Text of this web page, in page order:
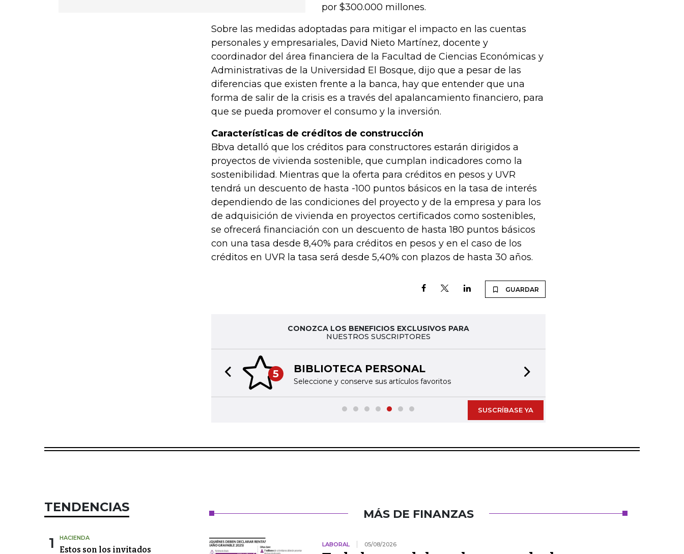
por $300.000 millones.
Sobre las medidas adoptadas para mitigar el impacto en las cuentas
personales y empresariales, David Nieto Martínez, docente y
coordinador del área financiera de la Facultad de Ciencias Económicas y
Administrativas de la Universidad El Bosque, dijo que a pesar de las
diferencias que existen frente a la banca, hay que entender que una
forma de salir de la crisis es a través del apalancamiento financiero, para
que se pueda promover el consumo y la inversión.
Características de créditos de construcción
Bbva detalló que los créditos para constructores estarán dirigidos a
proyectos de vivienda sostenible, que cumplan indicadores como la
sostenibilidad. Mientras que la oferta para créditos en pesos y UVR
tendrá un descuento de hasta -100 puntos básicos en la tasa de interés
dependiendo de las condiciones del proyecto y de la empresa y para los
de adquisición de vivienda en proyectos certificados como sostenibles,
se ofrecerá financiación con un descuento de hasta 180 puntos básicos
con una tasa desde 8,40% para créditos en pesos y en el caso de los
créditos en UVR la tasa será desde 5,40% con plazos de hasta 30 años.
GUARDAR
CONOZCA LOS BENEFICIOS EXCLUSIVOS PARA
NUESTROS SUSCRIPTORES
5 BIBLIOTECA PERSONAL
Seleccione y conserve sus artículos favoritos
Previous slide
SUSCRÍBASE YA
TENDENCIAS
1 HACIENDA
Estos son los invitados
MÁS DE FINANZAS
LABORAL 05/08/2026